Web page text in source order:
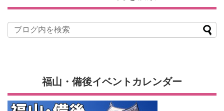
福山・備後イベントカレンダー